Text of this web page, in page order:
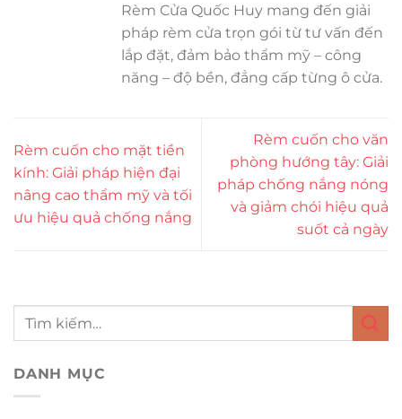
Rèm Cửa Quốc Huy mang đến giải
pháp rèm cửa trọn gói từ tư vấn đến
lắp đặt, đảm bảo thẩm mỹ – công
năng – độ bền, đẳng cấp từng ô cửa.
Rèm cuốn cho mặt tiền
kính: Giải pháp hiện đại
nâng cao thẩm mỹ và tối
ưu hiệu quả chống nắng
Rèm cuốn cho văn
phòng hướng tây: Giải
pháp chống nắng nóng
và giảm chói hiệu quả
suốt cả ngày
DANH MỤC